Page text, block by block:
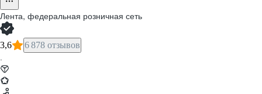
Лента, федеральная розничная сеть
3,6 6 878 отзывов
·